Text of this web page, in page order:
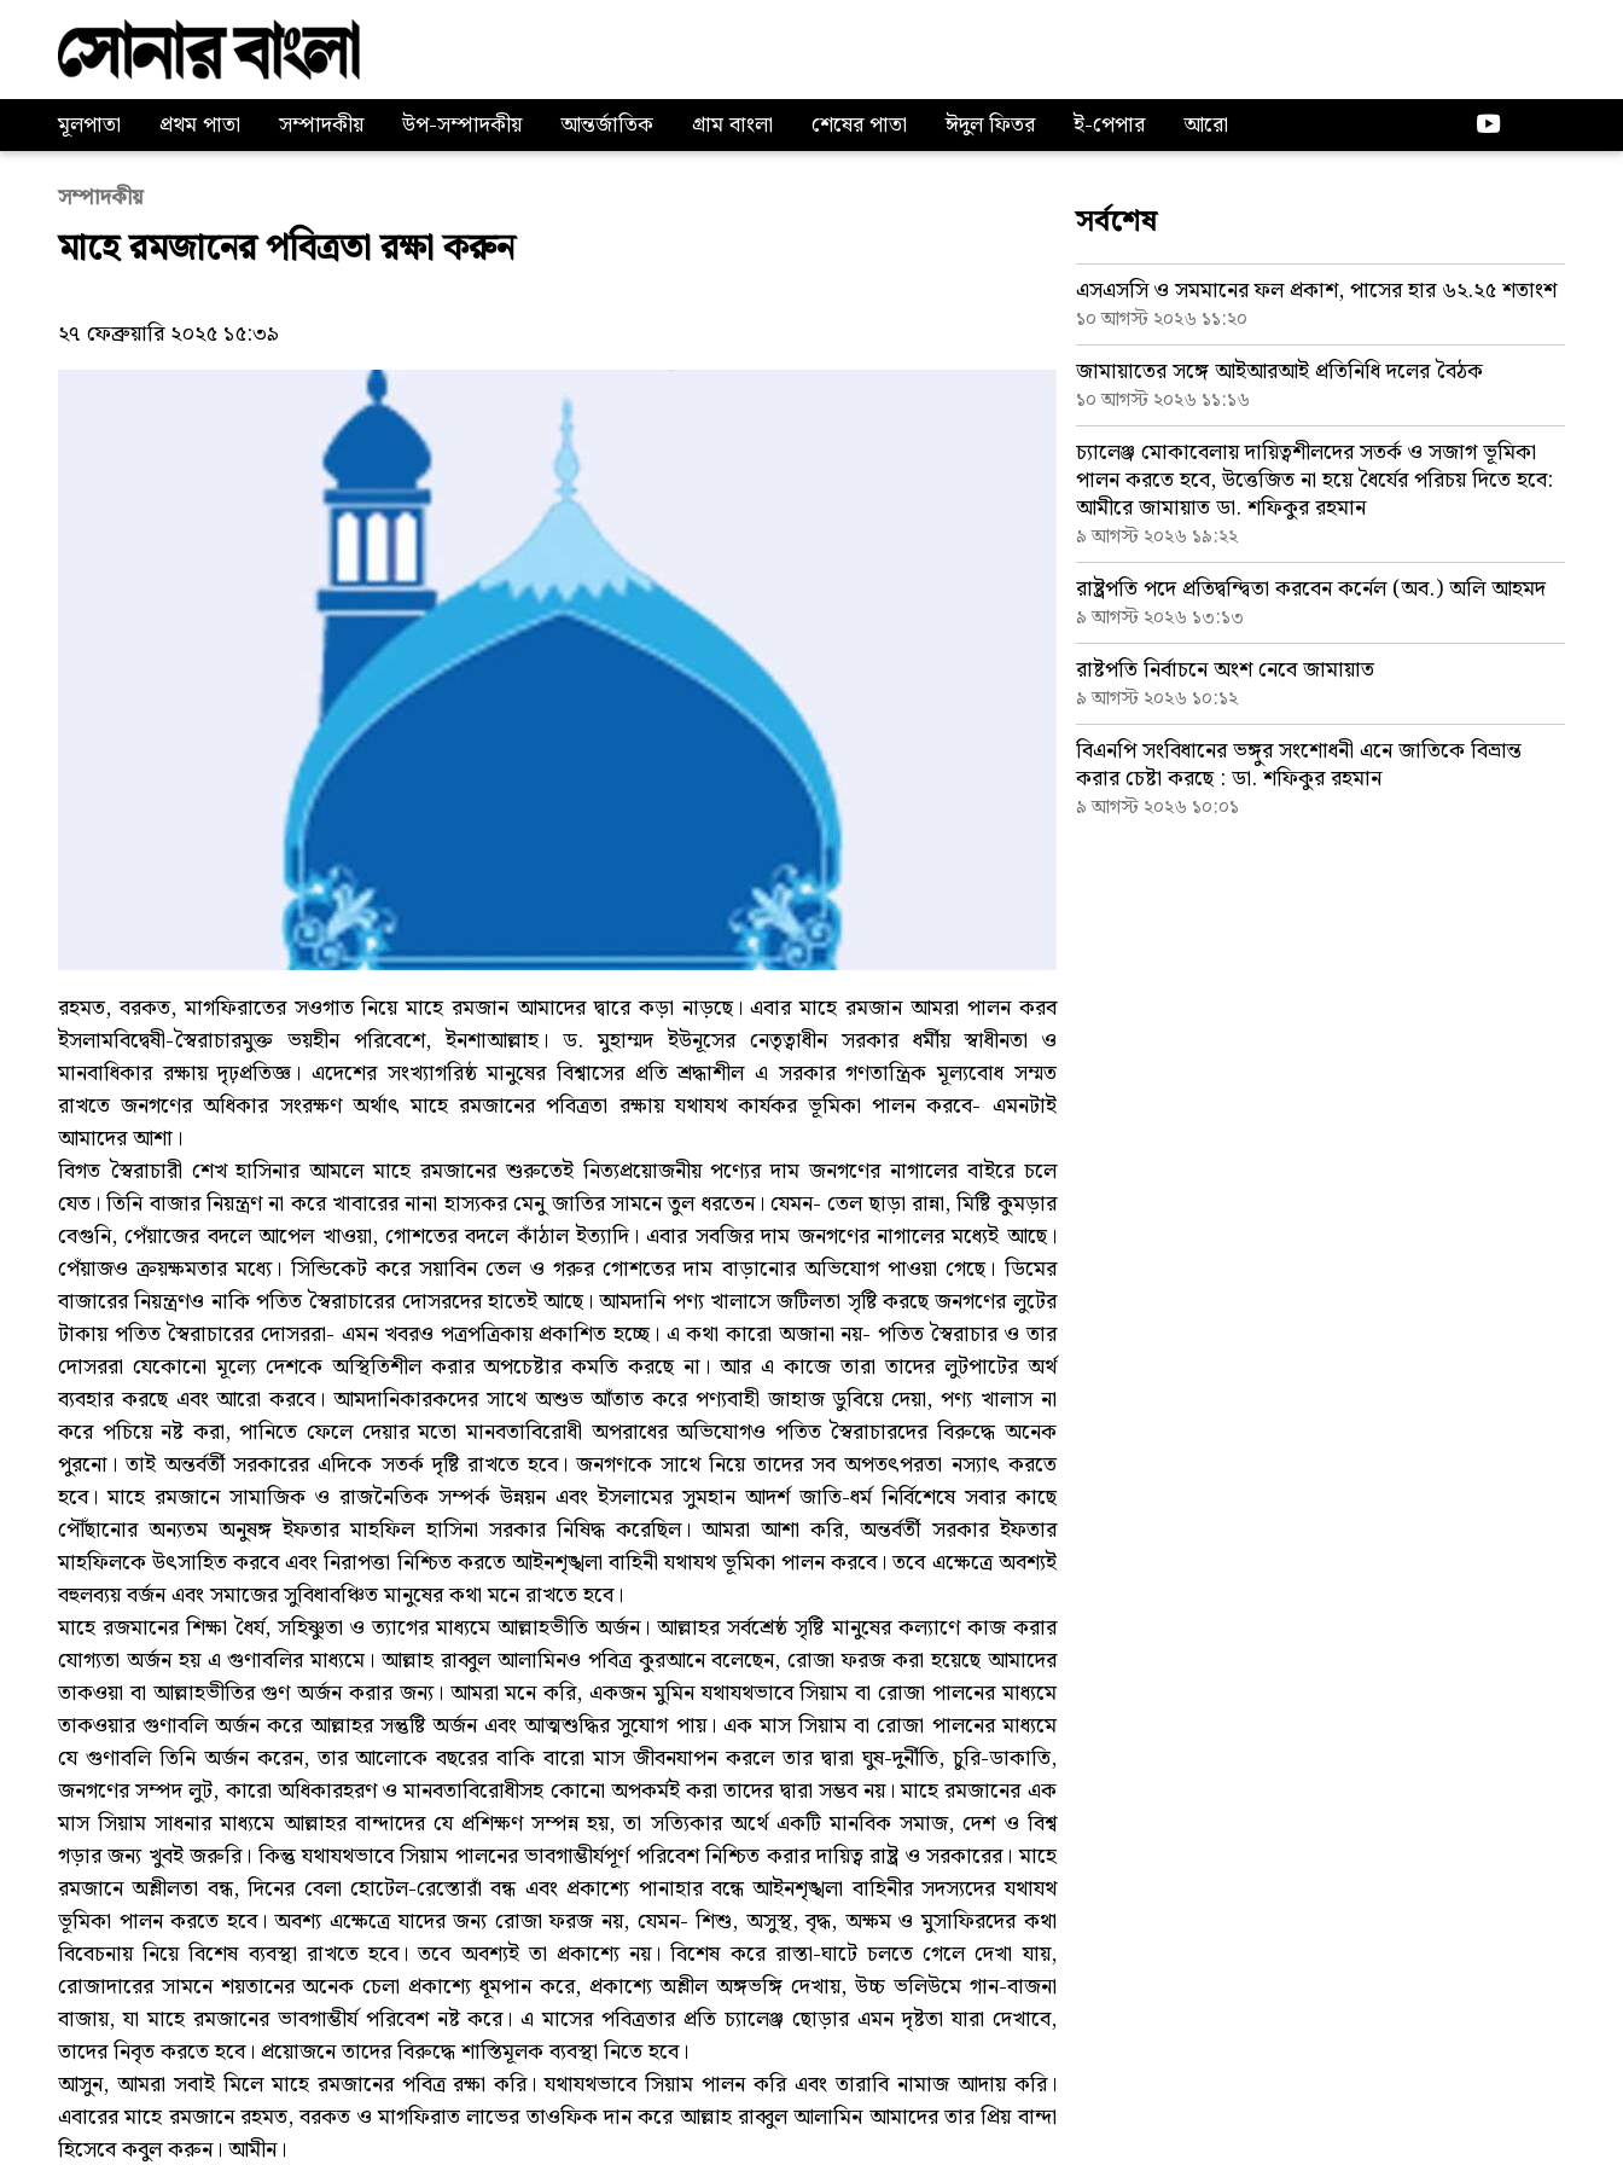
মূলপাতা প্রথম পাতা সম্পাদকীয় উপ-সম্পাদকীয় আন্তর্জাতিক গ্রাম বাংলা শেষের পাতা ঈদুল ফিতর ই-পেপার আরো
সম্পাদকীয়
মাহে রমজানের পবিত্রতা রক্ষা করুন
২৭ ফেব্রুয়ারি ২০২৫ ১৫:৩৯
রহমত, বরকত, মাগফিরাতের সওগাত নিয়ে মাহে রমজান আমাদের দ্বারে কড়া নাড়ছে। এবার মাহে রমজান আমরা পালন করব
ইসলামবিদ্বেষী-স্বৈরাচারমুক্ত ভয়হীন পরিবেশে, ইনশাআল্লাহ। ড. মুহাম্মদ ইউনূসের নেতৃত্বাধীন সরকার ধর্মীয় স্বাধীনতা ও
মানবাধিকার রক্ষায় দৃঢ়প্রতিজ্ঞ। এদেশের সংখ্যাগরিষ্ঠ মানুষের বিশ্বাসের প্রতি শ্রদ্ধাশীল এ সরকার গণতান্ত্রিক মূল্যবোধ সম্মত
রাখতে জনগণের অধিকার সংরক্ষণ অর্থাৎ মাহে রমজানের পবিত্রতা রক্ষায় যথাযথ কার্যকর ভূমিকা পালন করবে- এমনটাই
আমাদের আশা।
বিগত স্বৈরাচারী শেখ হাসিনার আমলে মাহে রমজানের শুরুতেই নিত্যপ্রয়োজনীয় পণ্যের দাম জনগণের নাগালের বাইরে চলে
যেত। তিনি বাজার নিয়ন্ত্রণ না করে খাবারের নানা হাস্যকর মেনু জাতির সামনে তুল ধরতেন। যেমন- তেল ছাড়া রান্না, মিষ্টি কুমড়ার
বেগুনি, পেঁয়াজের বদলে আপেল খাওয়া, গোশতের বদলে কাঁঠাল ইত্যাদি। এবার সবজির দাম জনগণের নাগালের মধ্যেই আছে।
পেঁয়াজও ক্রয়ক্ষমতার মধ্যে। সিন্ডিকেট করে সয়াবিন তেল ও গরুর গোশতের দাম বাড়ানোর অভিযোগ পাওয়া গেছে। ডিমের
বাজারের নিয়ন্ত্রণও নাকি পতিত স্বৈরাচারের দোসরদের হাতেই আছে। আমদানি পণ্য খালাসে জটিলতা সৃষ্টি করছে জনগণের লুটের
টাকায় পতিত স্বৈরাচারের দোসররা- এমন খবরও পত্রপত্রিকায় প্রকাশিত হচ্ছে। এ কথা কারো অজানা নয়- পতিত স্বৈরাচার ও তার
দোসররা যেকোনো মূল্যে দেশকে অস্থিতিশীল করার অপচেষ্টার কমতি করছে না। আর এ কাজে তারা তাদের লুটপাটের অর্থ
ব্যবহার করছে এবং আরো করবে। আমদানিকারকদের সাথে অশুভ আঁতাত করে পণ্যবাহী জাহাজ ডুবিয়ে দেয়া, পণ্য খালাস না
করে পচিয়ে নষ্ট করা, পানিতে ফেলে দেয়ার মতো মানবতাবিরোধী অপরাধের অভিযোগও পতিত স্বৈরাচারদের বিরুদ্ধে অনেক
পুরনো। তাই অন্তর্বর্তী সরকারের এদিকে সতর্ক দৃষ্টি রাখতে হবে। জনগণকে সাথে নিয়ে তাদের সব অপতৎপরতা নস্যাৎ করতে
হবে। মাহে রমজানে সামাজিক ও রাজনৈতিক সম্পর্ক উন্নয়ন এবং ইসলামের সুমহান আদর্শ জাতি-ধর্ম নির্বিশেষে সবার কাছে
পৌঁছানোর অন্যতম অনুষঙ্গ ইফতার মাহফিল হাসিনা সরকার নিষিদ্ধ করেছিল। আমরা আশা করি, অন্তর্বর্তী সরকার ইফতার
মাহফিলকে উৎসাহিত করবে এবং নিরাপত্তা নিশ্চিত করতে আইনশৃঙ্খলা বাহিনী যথাযথ ভূমিকা পালন করবে। তবে এক্ষেত্রে অবশ্যই
বহুলব্যয় বর্জন এবং সমাজের সুবিধাবঞ্চিত মানুষের কথা মনে রাখতে হবে।
মাহে রজমানের শিক্ষা ধৈর্য, সহিষ্ণুতা ও ত্যাগের মাধ্যমে আল্লাহভীতি অর্জন। আল্লাহর সর্বশ্রেষ্ঠ সৃষ্টি মানুষের কল্যাণে কাজ করার
যোগ্যতা অর্জন হয় এ গুণাবলির মাধ্যমে। আল্লাহ রাব্বুল আলামিনও পবিত্র কুরআনে বলেছেন, রোজা ফরজ করা হয়েছে আমাদের
তাকওয়া বা আল্লাহভীতির গুণ অর্জন করার জন্য। আমরা মনে করি, একজন মুমিন যথাযথভাবে সিয়াম বা রোজা পালনের মাধ্যমে
তাকওয়ার গুণাবলি অর্জন করে আল্লাহর সন্তুষ্টি অর্জন এবং আত্মশুদ্ধির সুযোগ পায়। এক মাস সিয়াম বা রোজা পালনের মাধ্যমে
যে গুণাবলি তিনি অর্জন করেন, তার আলোকে বছরের বাকি বারো মাস জীবনযাপন করলে তার দ্বারা ঘুষ-দুর্নীতি, চুরি-ডাকাতি,
জনগণের সম্পদ লুট, কারো অধিকারহরণ ও মানবতাবিরোধীসহ কোনো অপকর্মই করা তাদের দ্বারা সম্ভব নয়। মাহে রমজানের এক
মাস সিয়াম সাধনার মাধ্যমে আল্লাহর বান্দাদের যে প্রশিক্ষণ সম্পন্ন হয়, তা সত্যিকার অর্থে একটি মানবিক সমাজ, দেশ ও বিশ্ব
গড়ার জন্য খুবই জরুরি। কিন্তু যথাযথভাবে সিয়াম পালনের ভাবগাম্ভীর্যপূর্ণ পরিবেশ নিশ্চিত করার দায়িত্ব রাষ্ট্র ও সরকারের। মাহে
রমজানে অশ্লীলতা বন্ধ, দিনের বেলা হোটেল-রেস্তোরাঁ বন্ধ এবং প্রকাশ্যে পানাহার বন্ধে আইনশৃঙ্খলা বাহিনীর সদস্যদের যথাযথ
ভূমিকা পালন করতে হবে। অবশ্য এক্ষেত্রে যাদের জন্য রোজা ফরজ নয়, যেমন- শিশু, অসুস্থ, বৃদ্ধ, অক্ষম ও মুসাফিরদের কথা
বিবেচনায় নিয়ে বিশেষ ব্যবস্থা রাখতে হবে। তবে অবশ্যই তা প্রকাশ্যে নয়। বিশেষ করে রাস্তা-ঘাটে চলতে গেলে দেখা যায়,
রোজাদারের সামনে শয়তানের অনেক চেলা প্রকাশ্যে ধূমপান করে, প্রকাশ্যে অশ্লীল অঙ্গভঙ্গি দেখায়, উচ্চ ভলিউমে গান-বাজনা
বাজায়, যা মাহে রমজানের ভাবগাম্ভীর্য পরিবেশ নষ্ট করে। এ মাসের পবিত্রতার প্রতি চ্যালেঞ্জ ছোড়ার এমন দৃষ্টতা যারা দেখাবে,
তাদের নিবৃত করতে হবে। প্রয়োজনে তাদের বিরুদ্ধে শাস্তিমূলক ব্যবস্থা নিতে হবে।
আসুন, আমরা সবাই মিলে মাহে রমজানের পবিত্র রক্ষা করি। যথাযথভাবে সিয়াম পালন করি এবং তারাবি নামাজ আদায় করি।
এবারের মাহে রমজানে রহমত, বরকত ও মাগফিরাত লাভের তাওফিক দান করে আল্লাহ রাব্বুল আলামিন আমাদের তার প্রিয় বান্দা
হিসেবে কবুল করুন। আমীন।
সর্বশেষ
এসএসসি ও সমমানের ফল প্রকাশ, পাসের হার ৬২.২৫ শতাংশ
১০ আগস্ট ২০২৬ ১১:২০
জামায়াতের সঙ্গে আইআরআই প্রতিনিধি দলের বৈঠক
১০ আগস্ট ২০২৬ ১১:১৬
চ্যালেঞ্জ মোকাবেলায় দায়িত্বশীলদের সতর্ক ও সজাগ ভূমিকা
পালন করতে হবে, উত্তেজিত না হয়ে ধৈর্যের পরিচয় দিতে হবে:
আমীরে জামায়াত ডা. শফিকুর রহমান
৯ আগস্ট ২০২৬ ১৯:২২
রাষ্ট্রপতি পদে প্রতিদ্বন্দ্বিতা করবেন কর্নেল (অব.) অলি আহমদ
৯ আগস্ট ২০২৬ ১৩:১৩
রাষ্টপতি নির্বাচনে অংশ নেবে জামায়াত
৯ আগস্ট ২০২৬ ১০:১২
বিএনপি সংবিধানের ভঙ্গুর সংশোধনী এনে জাতিকে বিভ্রান্ত
করার চেষ্টা করছে : ডা. শফিকুর রহমান
৯ আগস্ট ২০২৬ ১০:০১